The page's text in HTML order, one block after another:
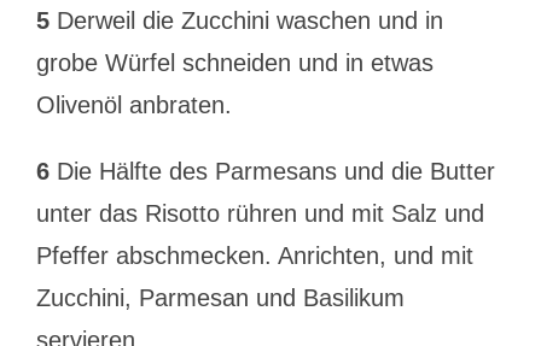
5Derweil die Zucchini waschen und in
grobe Würfel schneiden und in etwas
Olivenöl anbraten.
6Die Hälfte des Parmesans und die Butter
unter das Risotto rühren und mit Salz und
Pfeffer abschmecken. Anrichten, und mit
Zucchini, Parmesan und Basilikum
servieren.